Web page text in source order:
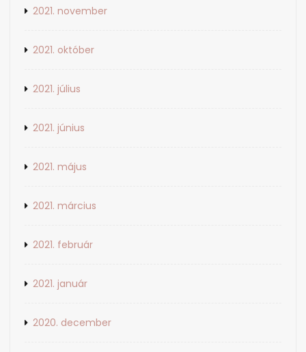
2021. november
2021. október
2021. július
2021. június
2021. május
2021. március
2021. február
2021. január
2020. december